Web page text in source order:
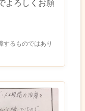
よろしくお願
るものではあり